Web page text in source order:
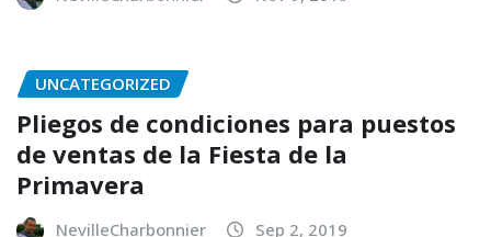
UNCATEGORIZED
Pliegos de condiciones para puestos
de ventas de la Fiesta de la
Primavera
NevilleCharbonnier Sep 2, 2019